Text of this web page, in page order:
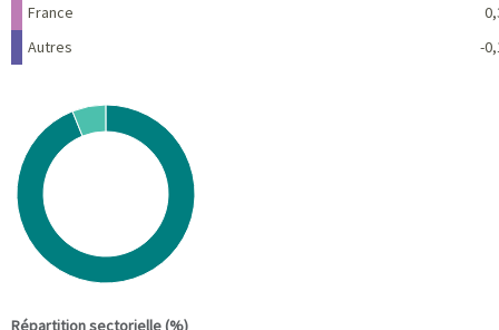
France
Autres
-
Chart
Pie chart with 2 slices.
View as data table, Chart
Répartition sectorielle (%)